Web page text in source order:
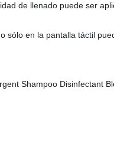
de llenado puede ser
sólo en la pantalla táctil